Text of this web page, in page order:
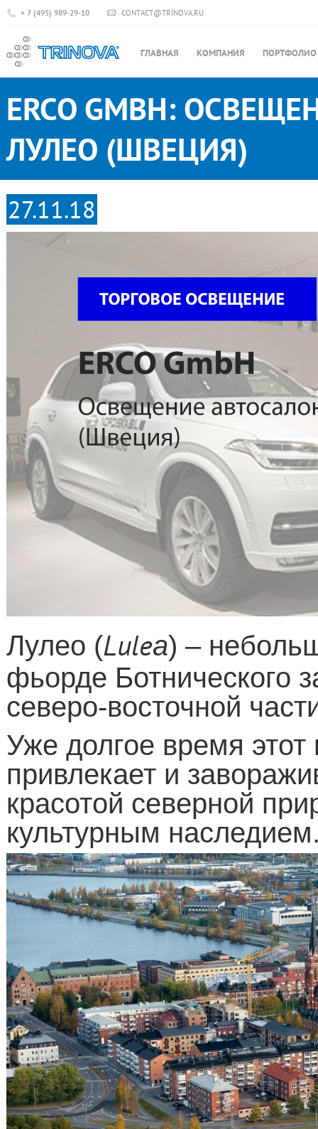
+ 7 (495) 989-29-10 CONTACT@TRINOVA.RU
ГЛАВНАЯ КОМПАНИЯ ПОРТФОЛИО
ERCO GMBH:
ЛУЛЕО (ШВЕЦИЯ)
27.11.18
Лулео (Lulea) –
фьорде Ботнического
северо-восточной
Уже долгое время этот
привлекает и
красотой северной
культурным